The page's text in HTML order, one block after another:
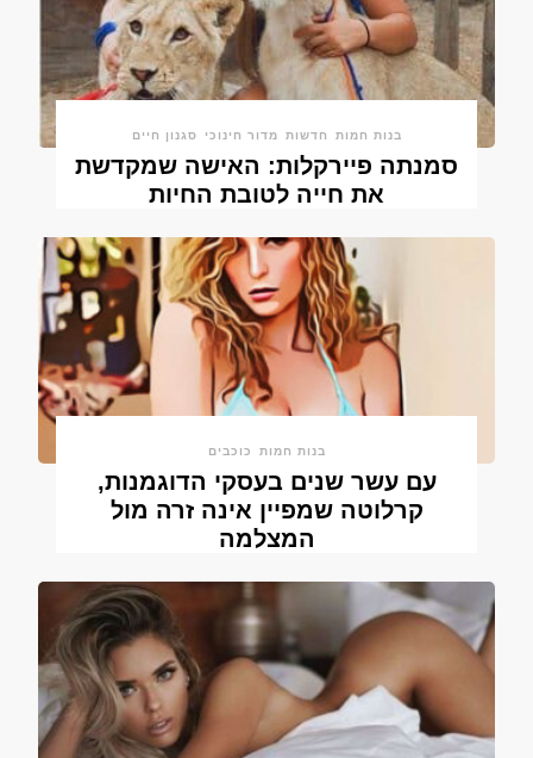
בנות חמות חדשות מדור חינוכי סגנון חיים
סמנתה פיירקלות: האישה שמקדשת
את חייה לטובת החיות
בנות חמות כוכבים
עם עשר שנים בעסקי הדוגמנות,
קרלוטה שמפיין אינה זרה מול
המצלמה